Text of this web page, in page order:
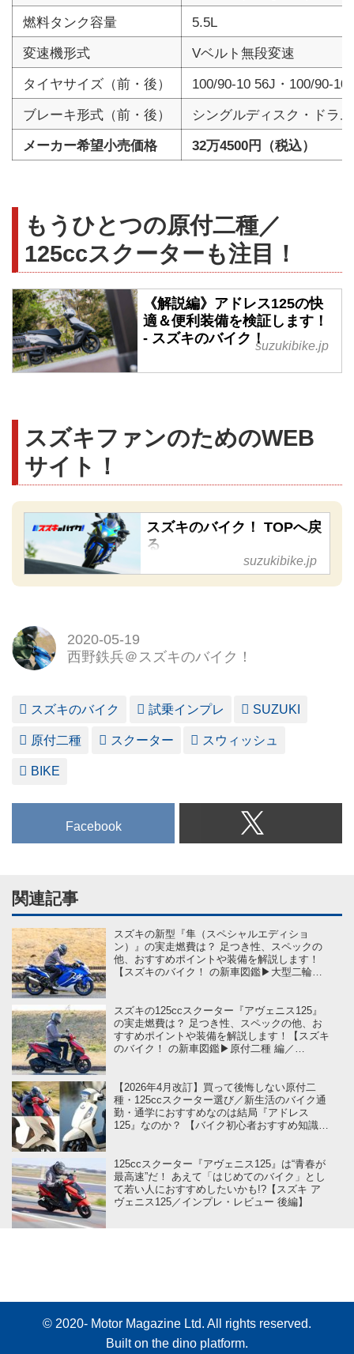
燃料タンク容量
5.5L
変速機形式
Vベルト無段変速
タイヤサイズ（前・後）
100/90-10 56J・100/90-10
ブレーキ形式（前・後）
シングルディスク・ドラム
メーカー希望小売価格
32万4500円（税込）
もうひとつの原付二種／
125ccスクーターも注目！
《解説編》アドレス125の快
適＆便利装備を検証します！
- スズキのバイク！suzukibike.jp
スズキファンのためのWEB
サイト！
スズキのバイク！ TOPへ戻
る
【スズキが好き！ その気持ち
を応援したい】当サイト「スズ
貴方のスズキ愛がもっともっと
suzukibike.jp
2020-05-19
西野鉄兵＠スズキのバイク！
スズキのバイク 試乗インプレ SUZUKI
原付二種 スクーター スウィッシュ
BIKE
Facebook
関連記事
スズキの新型『隼（スペシャルエディショ
ン）』の実走燃費は？ 足つき性、スペックの
他、おすすめポイントや装備を解説します！
【スズキのバイク！ の新車図鑑▶大型二輪ク
スズキの125ccスクーター『アヴェニス125』
の実走燃費は？ 足つき性、スペックの他、お
すすめポイントや装備を解説します！【スズキ
のバイク！ の新車図鑑▶原付二種 編／
【2026年4月改訂】買って後悔しない原付二
種・125ccスクーター選び／新生活のバイク通
勤・通学におすすめなのは結局『アドレス
125』なのか？ 【バイク初心者おすすめ知識学
125ccスクーター『アヴェニス125』は“青春が
最高速”だ！ あえて「はじめてのバイク」とし
て若い人におすすめしたいかも!?【スズキ ア
ヴェニス125／インプレ・レビュー 後編】
© 2020- Motor Magazine Ltd. All rights reserved.
Built on the dino platform.